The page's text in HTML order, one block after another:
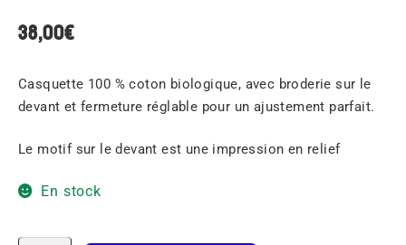
38,00€
Casquette 100 % coton biologique, avec broderie sur le
devant et fermeture réglable pour un ajustement parfait.
Le motif sur le devant est une impression en relief
En stock